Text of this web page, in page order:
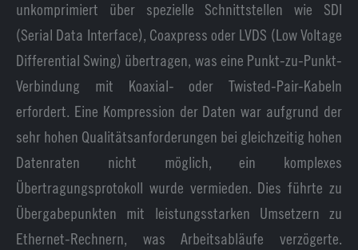
unkomprimiert über spezielle Schnittstellen wie SDI
(Serial Data Interface), Coaxpress oder LVDS (Low Voltage
Differential Swing) übertragen, was eine Punkt-zu-Punkt-
Verbindung mit Koaxial- oder Twisted-Pair-Kabeln
erfordert. Eine Kompression der Daten war aufgrund der
sehr hohen Qualitätsanforderungen bei gleichzeitig hohen
Datenraten nicht möglich, ein komplexes
Übertragungsprotokoll wurde vermieden. Dies führte zu
Übergabepunkten mit leistungsstarken Umsetzern zu
Ethernet-Rechnern, was Arbeitsabläufe verzögerte.